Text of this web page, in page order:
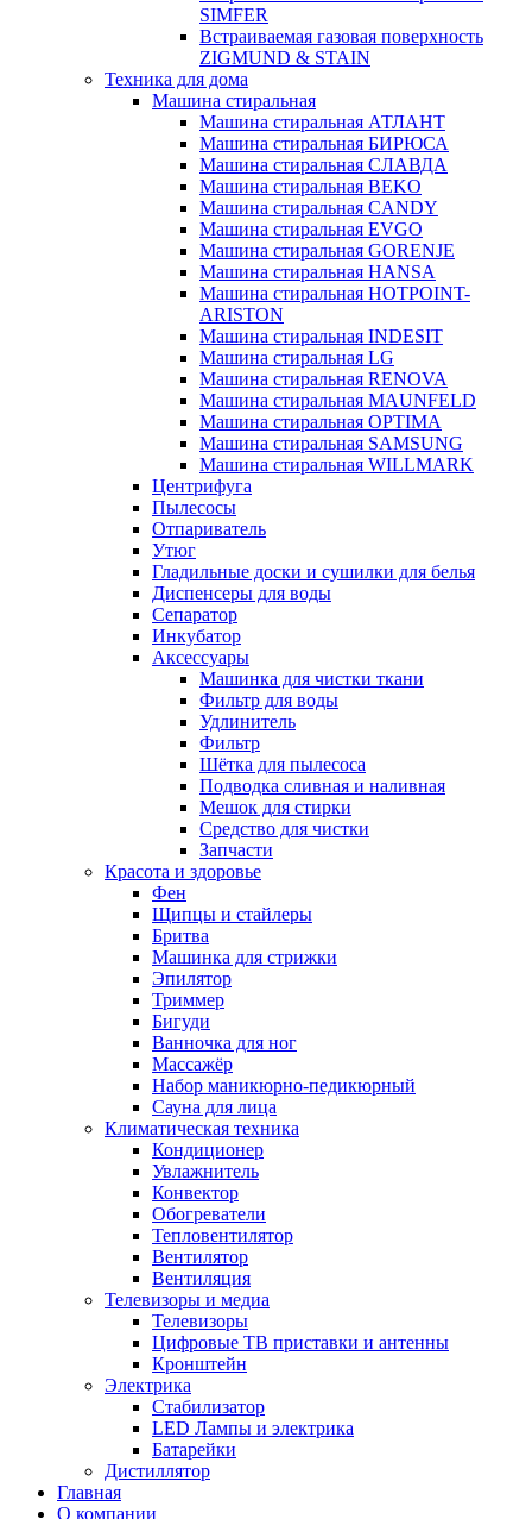
SIMFER
Встраиваемая газовая поверхность
ZIGMUND & STAIN
Техника для дома
Машина стиральная
Машина стиральная АТЛАНТ
Машина стиральная БИРЮСА
Машина стиральная СЛАВДА
Машина стиральная BEKO
Машина стиральная CANDY
Машина стиральная EVGO
Машина стиральная GORENJE
Машина стиральная HANSA
Машина стиральная HOTPOINT-
ARISTON
Машина стиральная INDESIT
Машина стиральная LG
Машина стиральная RENOVA
Машина стиральная MAUNFELD
Машина стиральная OPTIMA
Машина стиральная SAMSUNG
Машина стиральная WILLMARK
Центрифуга
Пылесосы
Отпариватель
Утюг
Гладильные доски и сушилки для белья
Диспенсеры для воды
Сепаратор
Инкубатор
Аксессуары
Машинка для чистки ткани
Фильтр для воды
Удлинитель
Фильтр
Шётка для пылесоса
Подводка сливная и наливная
Мешок для стирки
Средство для чистки
Запчасти
Красота и здоровье
Фен
Щипцы и стайлеры
Бритва
Машинка для стрижки
Эпилятор
Триммер
Бигуди
Ванночка для ног
Массажёр
Набор маникюрно-педикюрный
Сауна для лица
Климатическая техника
Кондиционер
Увлажнитель
Конвектор
Обогреватели
Тепловентилятор
Вентилятор
Вентиляция
Телевизоры и медиа
Телевизоры
Цифровые ТВ приставки и антенны
Кронштейн
Электрика
Стабилизатор
LED Лампы и электрика
Батарейки
Дистиллятор
Главная
О компании